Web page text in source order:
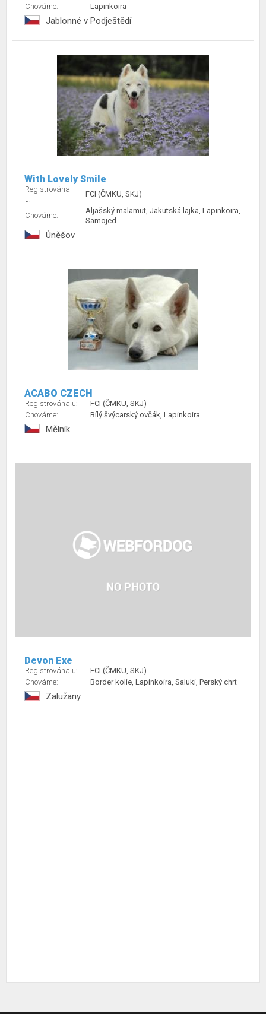
Chováme:
Lapinkoira
Jablonné v Podještědí
With Lovely Smile
Registrována
u:
FCI (ČMKU, SKJ)
Chováme:
Aljašský malamut, Jakutská lajka, Lapinkoira,
Samojed
Úněšov
ACABO CZECH
Registrována u:
FCI (ČMKU, SKJ)
Chováme:
Bílý švýcarský ovčák, Lapinkoira
Mělník
Devon Exe
Registrována u:
FCI (ČMKU, SKJ)
Chováme:
Border kolie, Lapinkoira, Saluki, Perský chrt
Zalužany